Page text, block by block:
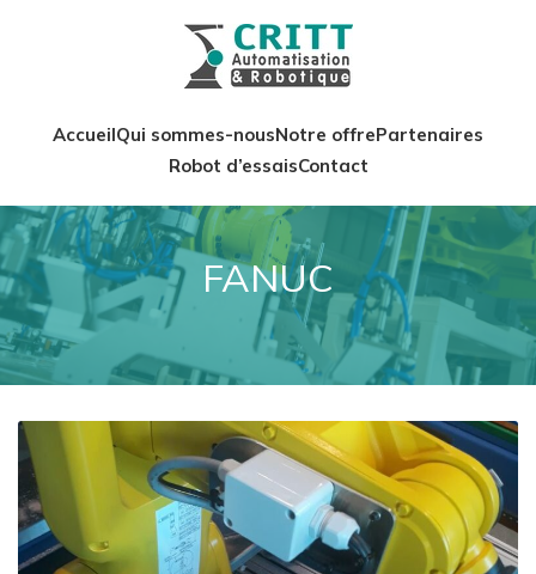
AccueilQui sommes-nousNotre offrePartenaires
Robot d’essaisContact
FANUC